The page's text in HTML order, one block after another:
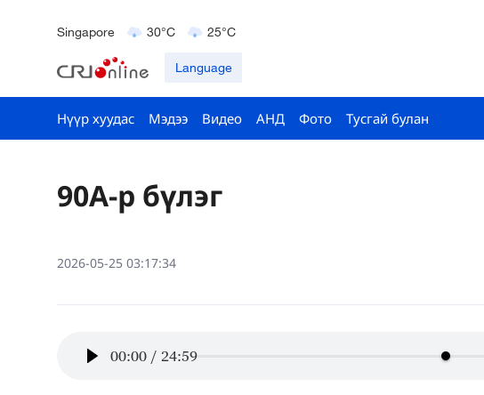
Singapore
30°C
25°C
Language
Нүүр хуудас Мэдээ Видео АНД Фото Тусгай булан
90A-р бүлэг
2026-05-25 03:17:34
00:00 / 24:59